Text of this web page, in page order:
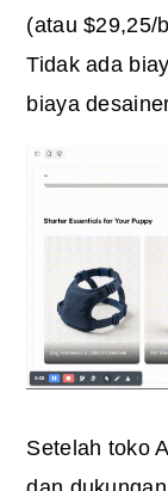
(atau $29,25/
Tidak ada
biaya
Setelah toko